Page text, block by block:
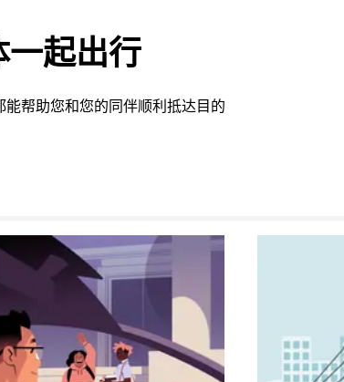
一起出行
帮助您和您的同伴顺利抵达目的